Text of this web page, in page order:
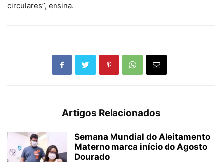
circulares”, ensina.
Artigos Relacionados
Semana Mundial do Aleitamento
Materno marca início do Agosto
Dourado